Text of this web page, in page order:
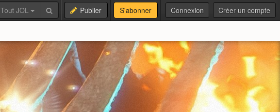
Tout JOL Publier S'abonner Connexion Créer un compte